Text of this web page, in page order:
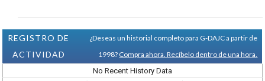
REGISTRO DE
ACTIVIDAD
¿Deseas un historial completo para G-DAJC a partir de
1998? Compra ahora. Recíbelo dentro de una hora.
No Recent History Data